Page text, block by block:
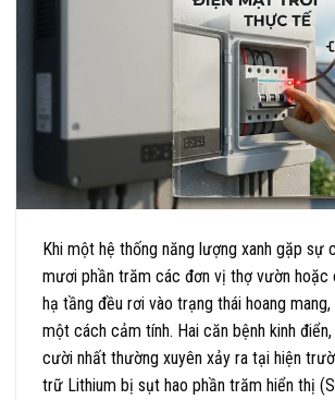
Khi một hệ thống năng lượng xanh gặp sự
mươi phần trăm các đơn vị thợ vườn hoặc
hạ tầng đều rơi vào trạng thái hoang mang,
một cách cảm tính. Hai căn bệnh kinh
cười nhất thường xuyên xảy ra tại hiện
trữ Lithium bị sụt hao phần trăm hiển thị